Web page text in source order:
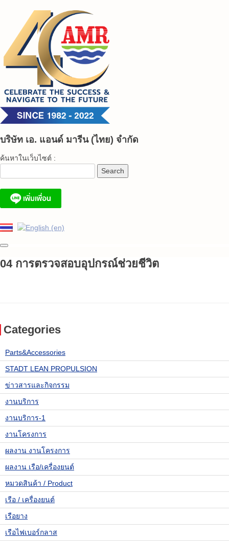
content
บริษัท เอ. แอนด์ มารีน (ไทย) จำกัด
ค้นหาในเว็บไซต์ :
04 การตรวจสอบอุปกรณ์ช่วยชีวิต
Categories
Parts&Accessories
STADT LEAN PROPULSION
ข่าวสารและกิจกรรม
งานบริการ
งานบริการ-1
งานโครงการ
ผลงาน งานโครงการ
ผลงาน เรือ/เครื่องยนต์
หมวดสินค้า / Product
เรือ / เครื่องยนต์
เรือยาง
เรือไฟเบอร์กลาส